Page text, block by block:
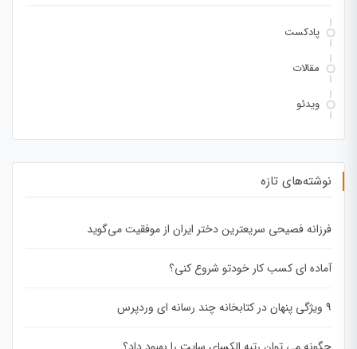
پادکست
مقالات
ویدئو
نوشته‌های تازه
فرزانه فصیحی سریعترین دختر ایران از موفقیت می‌گوید
آماده ای کسب کار خودتو شروع کنی؟
۹ ویژگی پنهان در کتابخانه چند رسانه ای وردپرس